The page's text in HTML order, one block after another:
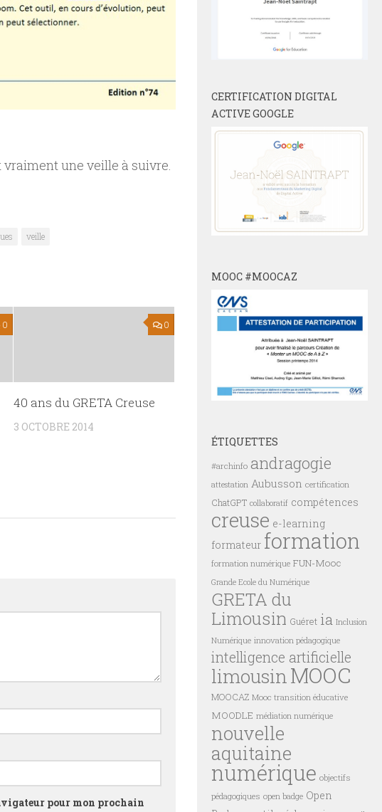
vraiment une veille à suivre.
veille
0 0
40 ans du GRETA Creuse
3 OCTOBRE 2014
pour mon prochain
CERTIFICATION DIGITAL
ACTIVE GOOGLE
MOOC #MOOCAZ
ÉTIQUETTES
#archinfo andragogie
attestation Aubusson certification
ChatGPT collaboratif compétences
creuse e-learning
formateur formation
formation numérique FUN-Mooc
Grande Ecole du Numérique
GRETA du
Limousin Guéret ia Inclusion
Numérique innovation pédagogique
intelligence artificielle
limousin MOOC
MOOCAZ Mooc transition éducative
MOODLE médiation numérique
nouvelle
aquitaine
numérique objectifs
pédagogiques open badge Open